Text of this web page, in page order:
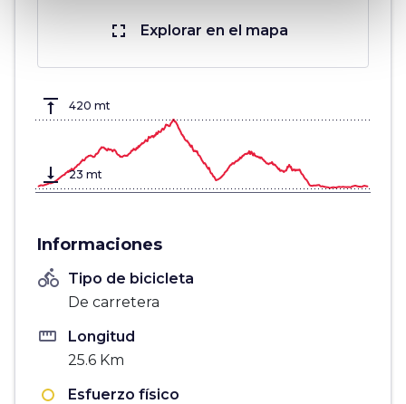
fullscreen Explorar en el mapa
vertical_align_top 420 mt
vertical_align_bottom 23 mt
Informaciones
directions_bike Tipo de bicicleta
De carretera
straighten
Longitud
25.6 Km
Esfuerzo físico